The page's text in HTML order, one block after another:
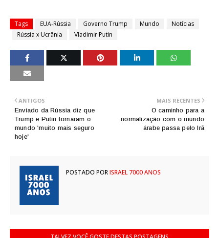
Tags EUA-Rússia Governo Trump Mundo
Notícias
Rússia x Ucrânia
Vladimir Putin
MAIS RECENTES
O caminho para a
normalização com o mundo
árabe passa pelo Irã
ANTIGOS
Enviado da Rússia diz que
Trump e Putin tornaram o
mundo 'muito mais seguro
hoje'
POSTADO PORISRAEL 7000 ANOS